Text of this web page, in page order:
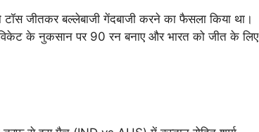
जीतकर बल्लेबाजी गेंदबाजी करने का फैसला किया था।
के नुकसान पर 90 रन बनाए और भारत को जीत के लिए